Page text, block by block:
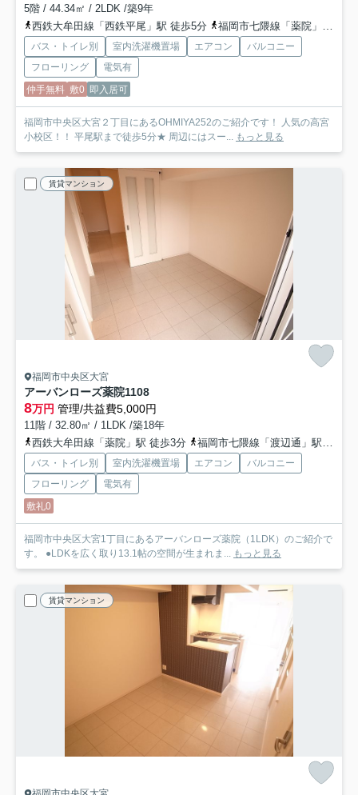
5階 / 44.34㎡ / 2LDK /築9年
西鉄大牟田線「西鉄平尾」駅 徒歩5分
福岡市七隈線「薬院」駅 徒歩12分
バス・トイレ別 室内洗濯機置場 エアコン
バルコニー
フローリング
電気有
仲手無料 敷0 即入居可
福岡市中央区大宮２丁目にあるOHMIYA252のご紹介です！ 人気の高宮
小校区！！ 平尾駅まで徒歩5分★ 周辺にはスー...
もっと見る
賃貸マンション
福岡市中央区大宮
アーバンローズ薬院1108
8万円 管理/共益費5,000円
11階 / 32.80㎡ / 1LDK /築18年
西鉄大牟田線「薬院」駅 徒歩3分
福岡市七隈線「渡辺通」駅 徒歩8分
バス・トイレ別 室内洗濯機置場 エアコン
バルコニー
フローリング
電気有
敷礼0
福岡市中央区大宮1丁目にあるアーバンローズ薬院（1LDK）のご紹介で
す。 ●LDKを広く取り13.1帖の空間が生まれま... もっと見る
賃貸マンション